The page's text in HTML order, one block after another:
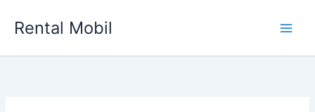
Rental Mobil